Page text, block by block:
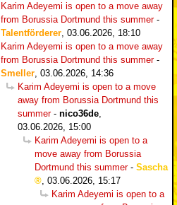
Karim Adeyemi is open to a move away
from Borussia Dortmund this summer-
Talentförderer, 03.06.2026, 18:10
Karim Adeyemi is open to a move away
from Borussia Dortmund this summer-
Smeller, 03.06.2026, 14:36
Karim Adeyemi is open to a move
away from Borussia Dortmund this
summer- nico36de,
03.06.2026, 15:00
Karim Adeyemi is open to a
move away from Borussia
Dortmund this summer- Sascha
, 03.06.2026, 15:17
Karim Adeyemi is open to a